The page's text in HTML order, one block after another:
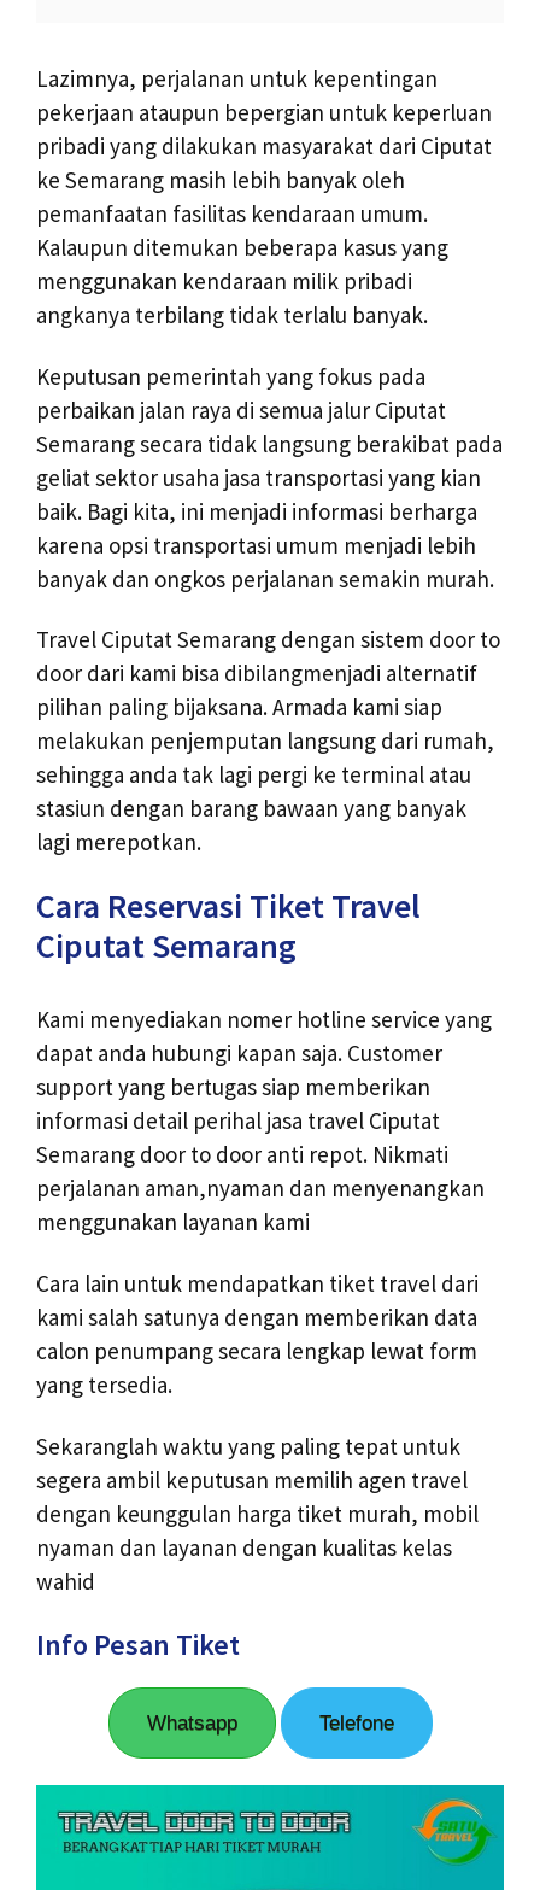
Lazimnya, perjalanan untuk kepentingan
pekerjaan ataupun bepergian untuk keperluan
pribadi yang dilakukan masyarakat dari Ciputat
ke Semarang masih lebih banyak oleh
pemanfaatan fasilitas kendaraan umum.
Kalaupun ditemukan beberapa kasus yang
menggunakan kendaraan milik pribadi
angkanya terbilang tidak terlalu banyak.
Keputusan pemerintah yang fokus pada
perbaikan jalan raya di semua jalur Ciputat
Semarang secara tidak langsung berakibat pada
geliat sektor usaha jasa transportasi yang kian
baik. Bagi kita, ini menjadi informasi berharga
karena opsi transportasi umum menjadi lebih
banyak dan ongkos perjalanan semakin murah.
Travel Ciputat Semarang dengan sistem door to
door dari kami bisa dibilangmenjadi alternatif
pilihan paling bijaksana. Armada kami siap
melakukan penjemputan langsung dari rumah,
sehingga anda tak lagi pergi ke terminal atau
stasiun dengan barang bawaan yang banyak
lagi merepotkan.
Cara Reservasi Tiket Travel
Ciputat Semarang
Kami menyediakan nomer hotline service yang
dapat anda hubungi kapan saja. Customer
support yang bertugas siap memberikan
informasi detail perihal jasa travel Ciputat
Semarang door to door anti repot. Nikmati
perjalanan aman,nyaman dan menyenangkan
menggunakan layanan kami
Cara lain untuk mendapatkan tiket travel dari
kami salah satunya dengan memberikan data
calon penumpang secara lengkap lewat form
yang tersedia.
Sekaranglah waktu yang paling tepat untuk
segera ambil keputusan memilih agen travel
dengan keunggulan harga tiket murah, mobil
nyaman dan layanan dengan kualitas kelas
wahid
Info Pesan Tiket
Whatsapp Telefone